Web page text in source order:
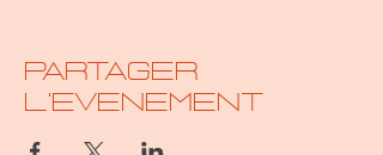
PARTAGER
L'EVENEMENT